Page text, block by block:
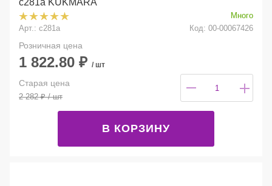
с281а KUKMARA
Много
Арт.: с281а
Код: 00-00067426
Розничная цена
1 822.80 ₽ / шт
Старая цена
2 282₽/ шт
В КОРЗИНУ